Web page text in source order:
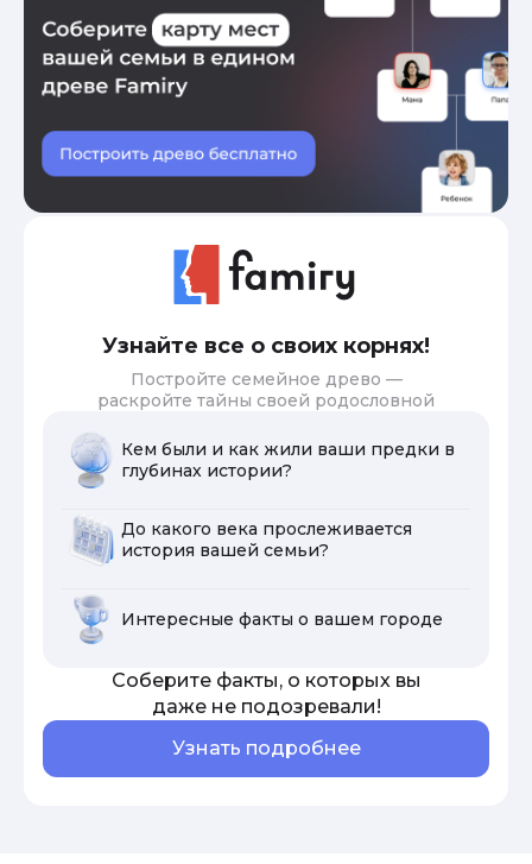
Узнайте все о своих корнях!
Постройте семейное древо —
раскройте тайны своей родословной
Кем были и как жили ваши предки в
глубинах истории?
До какого века прослеживается
история вашей семьи?
Интересные факты о вашем городе
Соберите факты, о которых вы
даже не подозревали!
Узнать подробнее